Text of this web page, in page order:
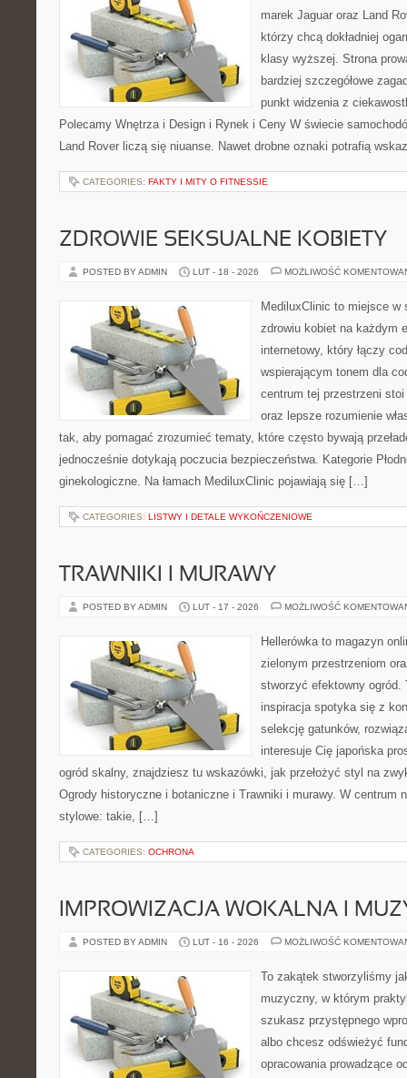
marek Jaguar oraz Land
którzy chcą dokładniej
klasy wyższej. Strona
bardziej szczegółowe
punkt widzenia z
Polecamy Wnętrza i Design i Rynek i Ceny W świecie
Land Rover liczą się niuanse. Nawet drobne oznaki potrafią
CATEGORIES: FAKTY I MITY O FITNESSIE
ZDROWIE SEKSUALNE KOBIETY
POSTED BY ADMIN LUT - 18 - 2026 MOŻLIWOŚĆ
MediluxClinic to miejsce
zdrowiu kobiet na każdym
internetowy, który łączy
wspierającym tonem dla
centrum tej przestrzeni
oraz lepsze rozumienie
tak, aby pomagać zrozumieć tematy, które często bywają
jednocześnie dotykają poczucia bezpieczeństwa. Kategorie
ginekologiczne. Na łamach MediluxClinic pojawiają się […]
CATEGORIES: LISTWY I DETALE WYKOŃCZENIOWE
TRAWNIKI I MURAWY
POSTED BY ADMIN LUT - 17 - 2026 MOŻLIWOŚĆ
Hellerówka to magazyn
zielonym przestrzeniom
stworzyć efektowny ogród.
inspiracja spotyka się z
selekcję gatunków,
interesuje Cię japońska
ogród skalny, znajdziesz tu wskazówki, jak przełożyć styl na
Ogrody historyczne i botaniczne i Trawniki i murawy. W centrum
stylowe: takie, […]
CATEGORIES: OCHRONA
IMPROWIZACJA WOKALNA I
POSTED BY ADMIN LUT - 16 - 2026 MOŻLIWOŚĆ
To zakątek stworzyliśmy
muzyczny, w którym
szukasz przystępnego
albo chcesz odświeżyć
opracowania prowadzące